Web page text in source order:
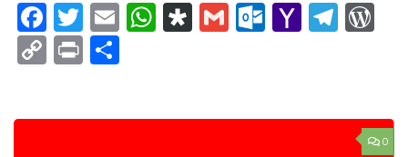
Facebook
Twitter
EmailWhatsApp
Diaspora
Gmail Yahoo
CopyPrint
0